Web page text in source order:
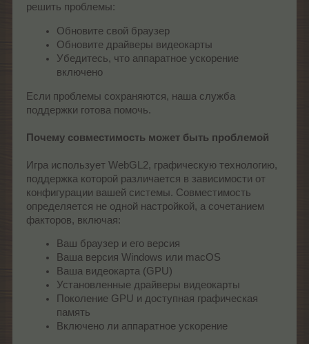
решить проблемы:
Обновите свой браузер
Обновите драйверы видеокарты
Убедитесь, что аппаратное ускорение
включено
Если проблемы сохраняются, наша служба
поддержки готова помочь.
Почему совместимость может быть проблемой
Игра использует WebGL2, графическую технологию,
поддержка которой различается в зависимости от
конфигурации вашей системы. Совместимость
определяется не одной настройкой, а сочетанием
факторов, включая:
Ваш браузер и его версия
Ваша версия Windows или macOS
Ваша видеокарта (GPU)
Установленные драйверы видеокарты
Поколение GPU и доступная графическая
память
Включено ли аппаратное ускорение